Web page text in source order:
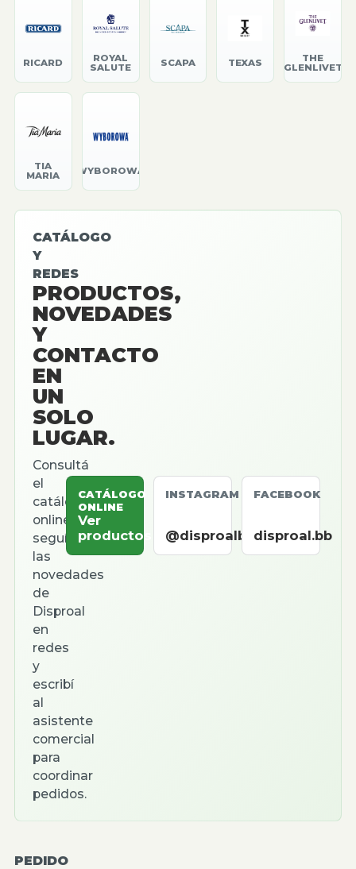
RICARD
ROYAL
SALUTE
SCAPA TEXAS
THE
GLENLIVET
TIA
MARIA
WYBOROWA
CATÁLOGO
Y
REDES
PRODUCTOS,
NOVEDADES
Y
CONTACTO
EN
UN
SOLO
LUGAR.
Consultá
el
catálogo
online,
seguí
las
novedades
de
Disproal
en
redes
y
escribí
al
asistente
comercial
para
coordinar
pedidos.
CATÁLOGO
ONLINE
Ver
productos
INSTAGRAM
@disproalbb
FACEBOOK
disproal.bb
PEDIDO